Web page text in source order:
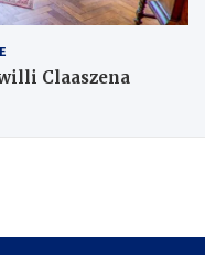
Claaszena